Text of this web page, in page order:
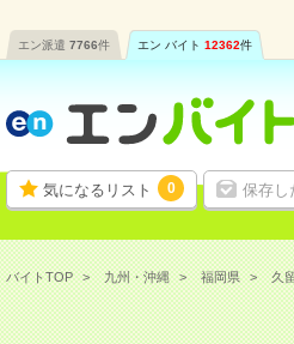
エン派遣 7766件 エン バイト 12362件
気になるリスト 0 保存し
バイトTOP 九州・沖縄 福岡県 久